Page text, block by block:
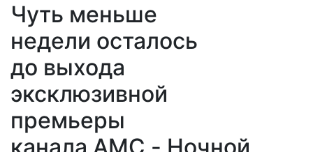
Чуть меньше
недели осталось
до выхода
эксклюзивной
премьеры